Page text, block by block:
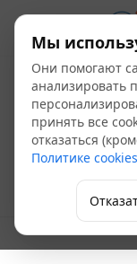
Однорычажные
Мы
Они помогают
анализировать
принять все
отказаться
Политике cookies